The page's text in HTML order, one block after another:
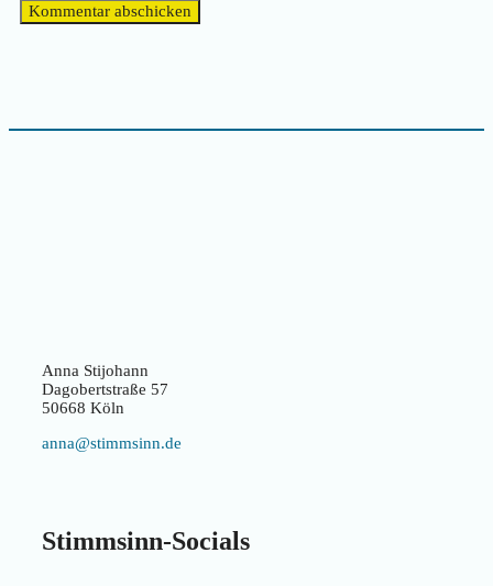
Anna Stijohann
Dagobertstraße 57
50668 Köln
anna@stimmsinn.de
Stimmsinn-Socials